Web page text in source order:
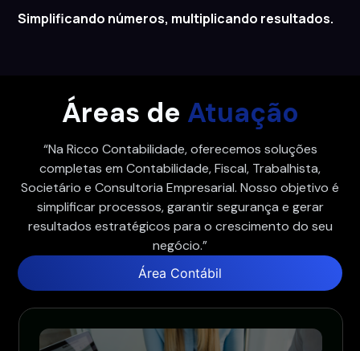
Simplificando números, multiplicando resultados.
Áreas de Atuação
“Na Ricco Contabilidade, oferecemos soluções
completas em Contabilidade, Fiscal, Trabalhista,
Societário e Consultoria Empresarial. Nosso objetivo é
simplificar processos, garantir segurança e gerar
resultados estratégicos para o crescimento do seu
negócio.”
Área Contábil